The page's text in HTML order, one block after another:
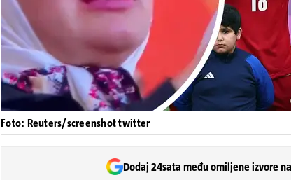
Foto: Reuters/screenshot twitter
Dodaj 24sata među omiljene izvore